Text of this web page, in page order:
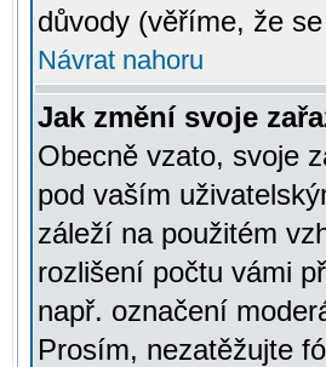
důvody (věříme, že
Návrat nahoru
Jak změní svoje
Obecně vzato, svoje
pod vaším
záleží na použitém
rozlišení počtu vámi
např. označení
Prosím, nezatěžujte